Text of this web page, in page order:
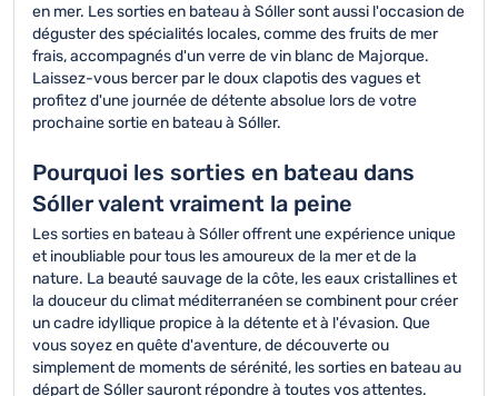
en mer. Les sorties en bateau à Sóller sont aussi l'occasion de
déguster des spécialités locales, comme des fruits de mer
frais, accompagnés d'un verre de vin blanc de Majorque.
Laissez-vous bercer par le doux clapotis des vagues et
profitez d'une journée de détente absolue lors de votre
prochaine sortie en bateau à Sóller.
Pourquoi les sorties en bateau dans
Sóller valent vraiment la peine
Les sorties en bateau à Sóller offrent une expérience unique
et inoubliable pour tous les amoureux de la mer et de la
nature. La beauté sauvage de la côte, les eaux cristallines et
la douceur du climat méditerranéen se combinent pour créer
un cadre idyllique propice à la détente et à l'évasion. Que
vous soyez en quête d'aventure, de découverte ou
simplement de moments de sérénité, les sorties en bateau au
départ de Sóller sauront répondre à toutes vos attentes.